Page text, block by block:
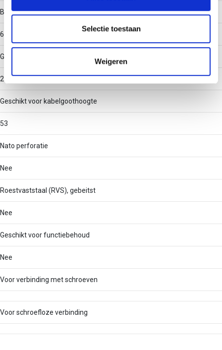
partners voor social media, adverteren en analyse. Deze
partners kunnen deze gegevens combineren met andere
informatie die u aan ze heeft verstrekt of die ze hebben
verzameld op basis van uw gebruik van hun services.
Selectie toestaan
Weigeren
Binnenstraal
60
Geschikt voor kabelgootbreedte
250.15
Geschikt voor kabelgoothoogte
53
Nato perforatie
Nee
Roestvaststaal (RVS), gebeitst
Nee
Geschikt voor functiebehoud
Nee
Voor verbinding met schroeven
Voor schroefloze verbinding